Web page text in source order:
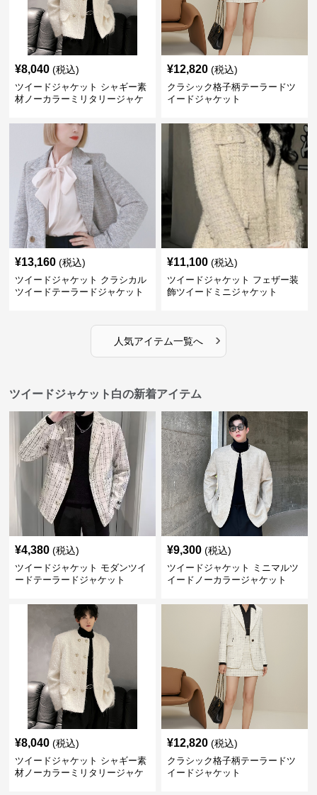
¥8,040 (税込)
ツイードジャケット シャギー素
材ノーカラーミリタリージャケ
¥12,820 (税込)
クラシック格子柄テーラードツ
イードジャケット
¥13,160 (税込)
ツイードジャケット クラシカル
ツイードテーラードジャケット
¥11,100 (税込)
ツイードジャケット フェザー装
飾ツイードミニジャケット
人気アイテム一覧へ ›
ツイードジャケット白の新着アイテム
¥4,380 (税込)
ツイードジャケット モダンツイ
ードテーラードジャケット
¥9,300 (税込)
ツイードジャケット ミニマルツ
イードノーカラージャケット
¥8,040 (税込)
ツイードジャケット シャギー素
材ノーカラーミリタリージャケ
¥12,820 (税込)
クラシック格子柄テーラードツ
イードジャケット